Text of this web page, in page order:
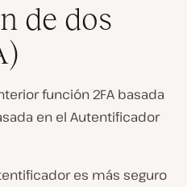
de dos
función 2FA basada
en el Autentificador
es más seguro